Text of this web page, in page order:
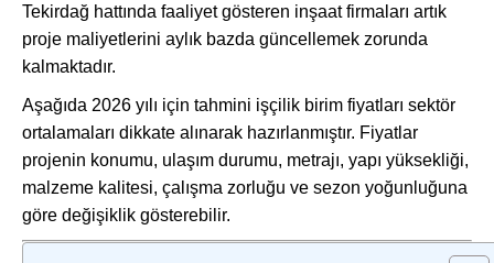
Tekirdağ hattında faaliyet gösteren inşaat firmaları artık
proje maliyetlerini aylık bazda güncellemek zorunda
kalmaktadır.
Aşağıda 2026 yılı için tahmini işçilik birim fiyatları sektör
ortalamaları dikkate alınarak hazırlanmıştır. Fiyatlar
projenin konumu, ulaşım durumu, metrajı, yapı yüksekliği,
malzeme kalitesi, çalışma zorluğu ve sezon yoğunluğuna
göre değişiklik gösterebilir.